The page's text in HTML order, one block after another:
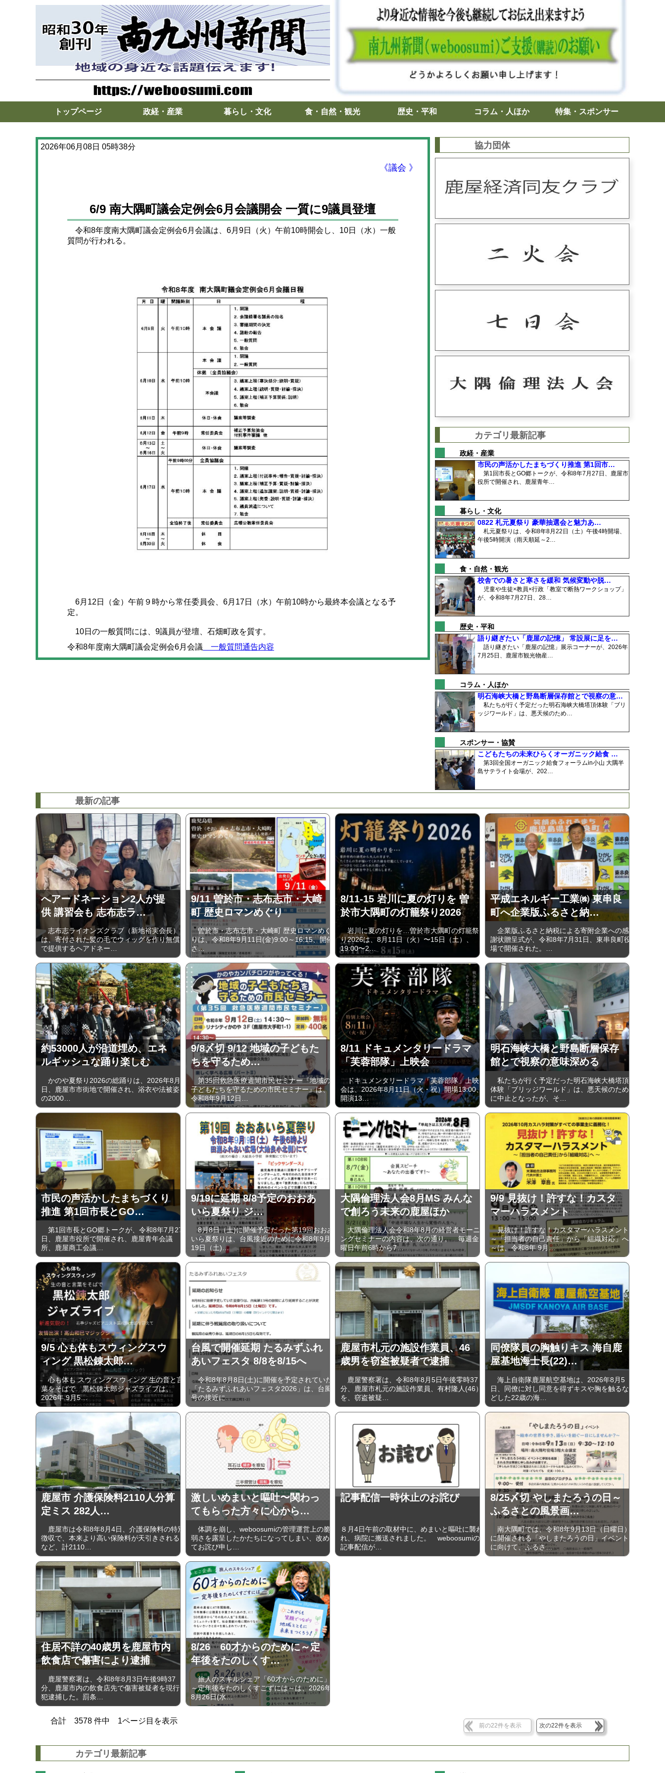
トップページ 政経・産業 暮らし・文化 食・自然・観光 歴史・平和 コラム・人ほか 特集・スポンサー
2026年06月08日 05時38分
《議会 》
6/9 南大隅町議会定例会6月会議開会 一質に9議員登壇
令和8年度南大隅町議会定例会6月会議は、6月9日（火）午前10時開会し、10日（水）一般
質問が行われる。
6月12日（金）午前９時から常任委員会、6月17日（水）午前10時から最終本会議となる予
定。
10日の一般質問には、9議員が登壇、石畑町政を質す。
令和8年度南大隅町議会定例会6月会議 一般質問通告内容
協力団体
カテゴリ最新記事
政経・産業
市民の声活かしたまちづくり推進 第1回市…
第1回市長とGO郷トークが、令和8年7月27日、鹿屋市
役所で開催され、鹿屋青年…
暮らし・文化
0822 札元夏祭り 豪華抽選会と魅力あ…
札元夏祭りは、令和8年8月22日（土）午後4時開場、
午後5時開演（雨天順延～2…
食・自然・観光
校舎での暑さと寒さを緩和 気候変動や脱…
児童や生徒×教員×行政「教室で断熱ワークショップ」
が、令和8年7月27日、28…
歴史・平和
語り継ぎたい「鹿屋の記憶」 常設展に足を…
語り継ぎたい「鹿屋の記憶」展示コーナーが、2026年
7月25日、鹿屋市観光物産…
コラム・人ほか
明石海峡大橋と野島断層保存館とで視察の意…
私たちが行く予定だった明石海峡大橋塔頂体験「ブリ
ッジワールド」は、悪天候のため…
スポンサー・協賛
こどもたちの未来ひらくオーガニック給食 …
第3回全国オーガニック給食フォーラムin小山 大隅半
島サテライト会場が、202…
最新の記事
へアードネーション2人が提
供 講習会も 志布志ラ…
志布志ライオンズクラブ（新地裕実会長）
は、寄付された髪の毛でウィッグを作り無償
で提供するヘアドネー…
9/11 曽於市・志布志市・大崎
町 歴史ロマンめぐり
曽於市・志布志市・大崎町 歴史ロマンめぐ
りは、令和8年9月11日(金)9:00～16:15、開催
さ…
8/11-15 岩川に夏の灯りを 曽
於市大隅町の灯籠祭り2026
岩川に夏の灯りを…曽於市大隅町の灯籠祭
り2026は、8月11日（火）〜15日（土）、
19:00〜2…
平成エネルギー工業㈱ 東串良
町へ企業版ふるさと納…
企業版ふるさと納税による寄附企業への感
謝状贈呈式が、令和8年7月31日、東串良町役
場で開催された。…
約53000人が沿道埋め、エネ
ルギッシュな踊り楽しむ
かのや夏祭り2026の総踊りは、2026年8月1
日、鹿屋市市街地で開催され、浴衣や法被姿
の2000…
9/8〆切 9/12 地域の子どもた
ちを守るため…
第35回救急医療週間市民セミナー『地域の
子どもたちを守るための市民セミナー』は、
令和8年9月12日…
8/11 ドキュメンタリードラマ
「芙蓉部隊」上映会
ドキュメンタリードラマ「芙蓉部隊」上映
会は、2026年8月11日（火・祝）開場13:00、
開演13…
明石海峡大橋と野島断層保存
館とで視察の意味深める
私たちが行く予定だった明石海峡大橋塔頂
体験「ブリッジワールド」は、悪天候のため
に中止となったが、そ…
市民の声活かしたまちづくり
推進 第1回市長とGO…
第1回市長とGO郷トークが、令和8年7月27
日、鹿屋市役所で開催され、鹿屋青年会議
所、鹿屋商工会議…
9/19に延期 8/8予定のおおあ
いら夏祭り ジ…
8月8日（土)に開催予定だった第19回おおあ
いら夏祭りは、台風接近のために令和8年9月
19日（土)…
大隅倫理法人会8月MS みんな
で創ろう未来の鹿屋ほか
大隅倫理法人会令和8年8月の経営者モーニ
ングセミナーの内容は、次の通り。 毎週金
曜日午前6時から7…
9/9 見抜け！許すな！カスタ
マーハラスメント
見抜け！許すな！カスタマーハラスメント
～「担当者の自己責任」から「組織対応」へ
～は、令和8年 9月…
9/5 心も体もスウィングスウ
ィング 黒松錬太郎…
心も体も スウィングスウィング 生の音と言
葉をそばで 黒松錬太郎ジャズライブは、
2026年 9⽉5…
台風で開催延期 たるみずふれ
あいフェスタ 8/8を8/15へ
令和8年8月8日(土)に開催を予定されていた
「たるみずふれあいフェスタ2026」は、台風
号の接近に…
鹿屋市札元の施設作業員、46
歳男を窃盗被疑者で逮捕
鹿屋警察署は、令和8年8月5日午後零時37
分、鹿屋市札元の施設作業員、有村隆人(46）
を、窃盗被疑…
同僚隊員の胸触りキス 海自鹿
屋基地海士長(22)…
海上自衛隊鹿屋航空基地は、2026年8月5
日、同僚に対し同意を得ずキスや胸を触るな
どした22歳の海…
鹿屋市 介護保険料2110人分算
定ミス 282人…
鹿屋市は令和8年8月4日、介護保険料の特別
徴収で、本来より高い保険料が天引きされる
など、計2110…
激しいめまいと嘔吐〜関わっ
てもらった方々に心から…
体調を崩し、weboosumiの管理運営上の脆
弱さを露呈したかたちになってしまい、改め
てお詫び申し…
記事配信一時休止のお詫び
８月4日午前の取材中に、めまいと嘔吐に襲わ
れ、病院に搬送されました。 weboosumiの
記事配信が…
8/25〆切 やしまたろうの日～
ふるさとの風景画…
南大隅町では、令和8年9月13日（日曜日）
に開催される「やしまたろうの日」イベント
に向けて、ふるさ…
住居不詳の40歳男を鹿屋市内
飲食店で傷害により逮捕
鹿屋警察署は、令和8年8月3日午後9時37
分、鹿屋市内の飲食店先で傷害被疑者を現行
犯逮捕した。罰条…
8/26 60才からのために～定
年後をたのしくす…
旅人のスキルシェア「60才からのために」
～定年後をたのしくすごずには～は、2026年
8月26日(水…
合計 3578 件中 1ページ目を表示
前の22件を表示 次の22件を表示
カテゴリ最新記事